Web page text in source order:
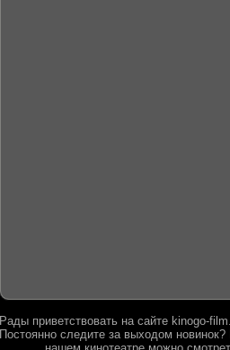
Рады приветствовать на сайте kinogo-
Постоянно следите за выходом